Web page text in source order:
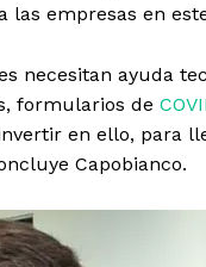
las empresas en
necesitan ayuda
formularios de
en ello, para
Capobianco.